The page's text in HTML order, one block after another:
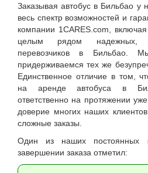
Заказывая автобус в Бильбао у
весь спектр возможностей и
компании 1CARES.com,
целым рядом надежных,
перевозчиков в
придерживаемся тех же
Единственное отличие в том,
на аренде автобуса в
ответственно на протяжении
доверие многих наших
сложные заказы.
Один из наших постоянных
завершении заказа отметил: